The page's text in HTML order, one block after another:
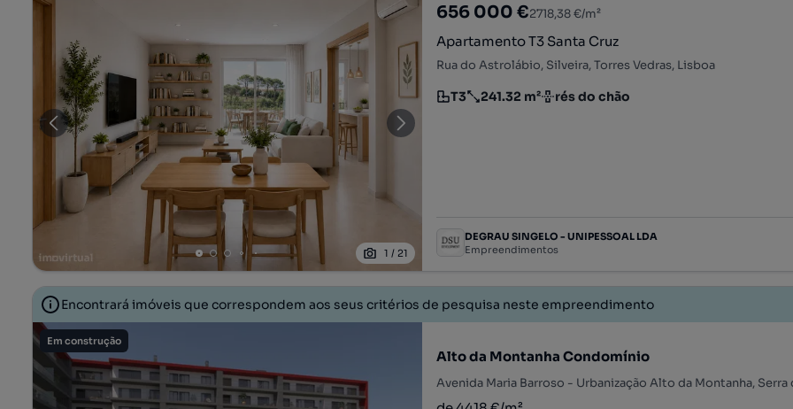
1 / 21
656 000 €2718,38 €/m²
Apartamento T3 Santa Cruz
Rua do Astrolábio, Silveira, Torres Vedras, Lisboa
Tipologia
T3
Preço por metro quadrado
241.32 m²
Andar rés do chão
DEGRAU SINGELO - UNIPESSOAL LDA
Empreendimentos
Encontrará imóveis que correspondem aos seus critérios de pesquisa neste empreendimento
Em construção
Alto da Montanha Condomínio